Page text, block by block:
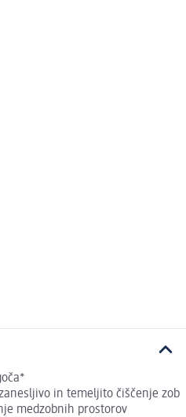
in temeljito čiščenje zob
medzobnih prostorov